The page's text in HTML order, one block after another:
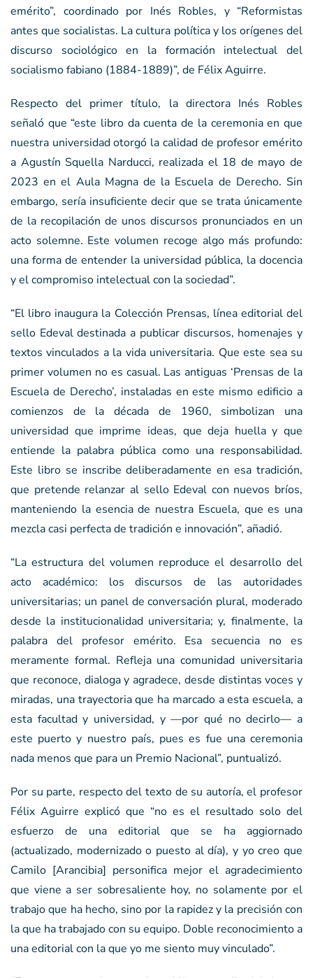
emérito”, coordinado por Inés Robles, y “Reformistas
antes que socialistas. La cultura política y los orígenes del
discurso sociológico en la formación intelectual del
socialismo fabiano (1884-1889)”, de Félix Aguirre.
Respecto del primer título, la directora Inés Robles
señaló que “este libro da cuenta de la ceremonia en que
nuestra universidad otorgó la calidad de profesor emérito
a Agustín Squella Narducci, realizada el 18 de mayo de
2023 en el Aula Magna de la Escuela de Derecho. Sin
embargo, sería insuficiente decir que se trata únicamente
de la recopilación de unos discursos pronunciados en un
acto solemne. Este volumen recoge algo más profundo:
una forma de entender la universidad pública, la docencia
y el compromiso intelectual con la sociedad”.
“El libro inaugura la Colección Prensas, línea editorial del
sello Edeval destinada a publicar discursos, homenajes y
textos vinculados a la vida universitaria. Que este sea su
primer volumen no es casual. Las antiguas ‘Prensas de la
Escuela de Derecho’, instaladas en este mismo edificio a
comienzos de la década de 1960, simbolizan una
universidad que imprime ideas, que deja huella y que
entiende la palabra pública como una responsabilidad.
Este libro se inscribe deliberadamente en esa tradición,
que pretende relanzar al sello Edeval con nuevos bríos,
manteniendo la esencia de nuestra Escuela, que es una
mezcla casi perfecta de tradición e innovación”, añadió.
“La estructura del volumen reproduce el desarrollo del
acto académico: los discursos de las autoridades
universitarias; un panel de conversación plural, moderado
desde la institucionalidad universitaria; y, finalmente, la
palabra del profesor emérito. Esa secuencia no es
meramente formal. Refleja una comunidad universitaria
que reconoce, dialoga y agradece, desde distintas voces y
miradas, una trayectoria que ha marcado a esta escuela, a
esta facultad y universidad, y —por qué no decirlo— a
este puerto y nuestro país, pues es fue una ceremonia
nada menos que para un Premio Nacional”, puntualizó.
Por su parte, respecto del texto de su autoría, el profesor
Félix Aguirre explicó que “no es el resultado solo del
esfuerzo de una editorial que se ha aggiornado
(actualizado, modernizado o puesto al día), y yo creo que
Camilo [Arancibia] personifica mejor el agradecimiento
que viene a ser sobresaliente hoy, no solamente por el
trabajo que ha hecho, sino por la rapidez y la precisión con
la que ha trabajado con su equipo. Doble reconocimiento a
una editorial con la que yo me siento muy vinculado”.